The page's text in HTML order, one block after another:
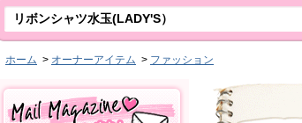
リボンシャツ水玉(LADY'S）
ホーム > オーナーアイテム > ファッション